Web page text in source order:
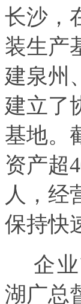
长沙，
装生产
建泉州
建立了
基地。
资产超
人，经
保持快
企
湖广总